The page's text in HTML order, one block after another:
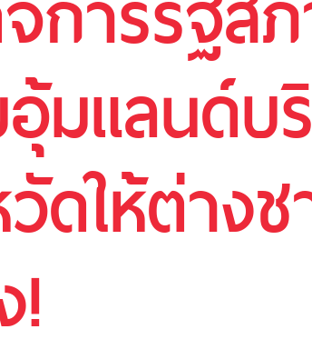
มแลนด์
ดให้ต่าง
!